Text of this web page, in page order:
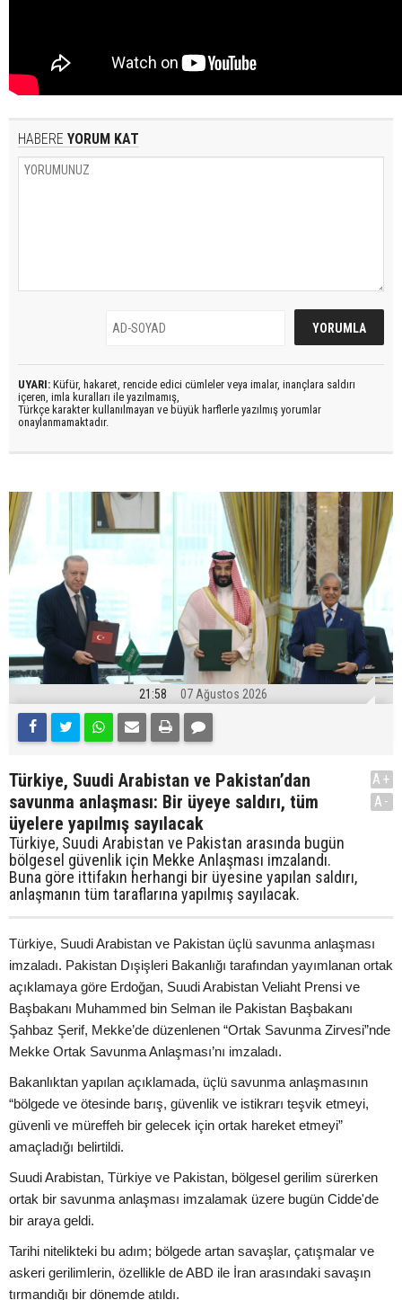
HABERE YORUM KAT
UYARI: Küfür, hakaret, rencide edici cümleler veya imalar, inançlara saldırı
içeren, imla kuralları ile yazılmamış,
Türkçe karakter kullanılmayan ve büyük harflerle yazılmış yorumlar
onaylanmamaktadır.
21:58 07 Ağustos 2026
Türkiye, Suudi Arabistan ve Pakistan’dan
savunma anlaşması: Bir üyeye saldırı, tüm
üyelere yapılmış sayılacak
Türkiye, Suudi Arabistan ve Pakistan arasında bugün
bölgesel güvenlik için Mekke Anlaşması imzalandı.
Buna göre ittifakın herhangi bir üyesine yapılan saldırı,
anlaşmanın tüm taraflarına yapılmış sayılacak.
A+
A-
Türkiye, Suudi Arabistan ve Pakistan üçlü savunma anlaşması
imzaladı. Pakistan Dışişleri Bakanlığı tarafından yayımlanan ortak
açıklamaya göre Erdoğan, Suudi Arabistan Veliaht Prensi ve
Başbakanı Muhammed bin Selman ile Pakistan Başbakanı
Şahbaz Şerif, Mekke’de düzenlenen “Ortak Savunma Zirvesi”nde
Mekke Ortak Savunma Anlaşması’nı imzaladı.
Bakanlıktan yapılan açıklamada, üçlü savunma anlaşmasının
“bölgede ve ötesinde barış, güvenlik ve istikrarı teşvik etmeyi,
güvenli ve müreffeh bir gelecek için ortak hareket etmeyi”
amaçladığı belirtildi.
Suudi Arabistan, Türkiye ve Pakistan, bölgesel gerilim sürerken
ortak bir savunma anlaşması imzalamak üzere bugün Cidde'de
bir araya geldi.
Tarihi nitelikteki bu adım; bölgede artan savaşlar, çatışmalar ve
askeri gerilimlerin, özellikle de ABD ile İran arasındaki savaşın
tırmandığı bir dönemde atıldı.